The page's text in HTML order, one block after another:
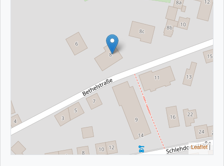
Leaflet|